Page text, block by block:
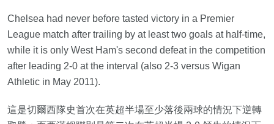
Chelsea had never before tasted victory in a Premier
League match after trailing by at least two goals at half-time,
while it is only West Ham's second defeat in the competition
after leading 2-0 at the interval (also 2-3 versus Wigan
Athletic in May 2011).
這是切爾西隊史首次在英超半場至少落後兩球的情況下逆轉